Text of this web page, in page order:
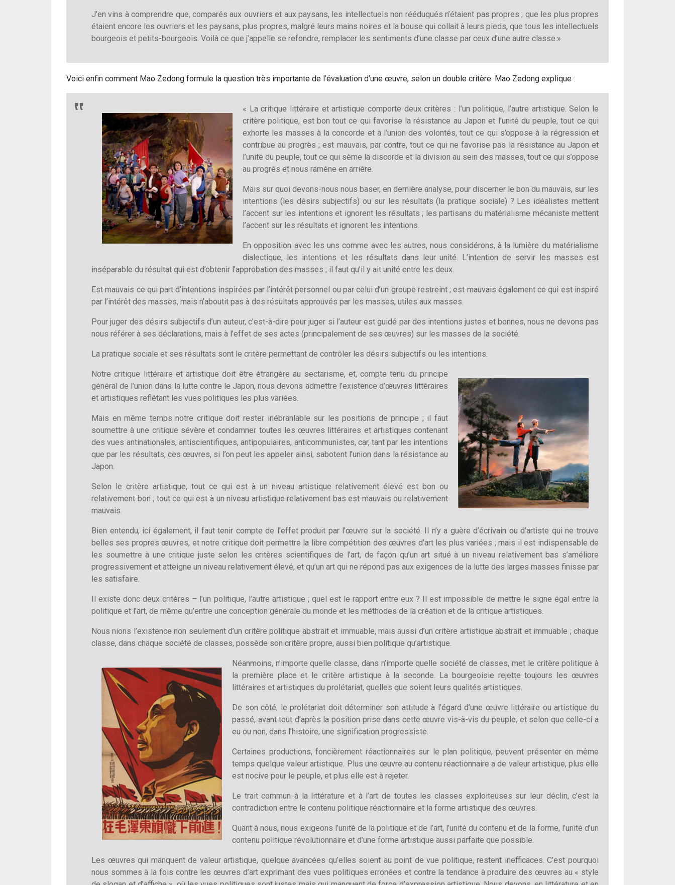
J’en vins à comprendre que, comparés aux ouvriers et aux paysans, les intellectuels non rééduqués n’étaient pas propres ; que les plus propres
étaient encore les ouvriers et les paysans, plus propres, malgré leurs mains noires et la bouse qui collait à leurs pieds, que tous les intellectuels
bourgeois et petits-bourgeois. Voilà ce que j’appelle se refondre, remplacer les sentiments d’une classe par ceux d’une autre classe.»
Voici enfin comment Mao Zedong formule la question très importante de l’évaluation d’une œuvre, selon un double critère. Mao Zedong explique :
« La critique littéraire et artistique comporte deux critères : l’un politique, l’autre artistique. Selon le
critère politique, est bon tout ce qui favorise la résistance au Japon et l’unité du peuple, tout ce qui
exhorte les masses à la concorde et à l’union des volontés, tout ce qui s’oppose à la régression et
contribue au progrès ; est mauvais, par contre, tout ce qui ne favorise pas la résistance au Japon et
l’unité du peuple, tout ce qui sème la discorde et la division au sein des masses, tout ce qui s’oppose
au progrès et nous ramène en arrière.
Mais sur quoi devons-nous nous baser, en dernière analyse, pour discerner le bon du mauvais, sur les
intentions (les désirs subjectifs) ou sur les résultats (la pratique sociale) ? Les idéalistes mettent
l’accent sur les intentions et ignorent les résultats ; les partisans du matérialisme mécaniste mettent
l’accent sur les résultats et ignorent les intentions.
En opposition avec les uns comme avec les autres, nous considérons, à la lumière du matérialisme
dialectique, les intentions et les résultats dans leur unité. L’intention de servir les masses est
inséparable du résultat qui est d’obtenir l’approbation des masses ; il faut qu’il y ait unité entre les deux.
Est mauvais ce qui part d’intentions inspirées par l’intérêt personnel ou par celui d’un groupe restreint ; est mauvais également ce qui est inspiré
par l’intérêt des masses, mais n’aboutit pas à des résultats approuvés par les masses, utiles aux masses.
Pour juger des désirs subjectifs d’un auteur, c’est-à-dire pour juger si l’auteur est guidé par des intentions justes et bonnes, nous ne devons pas
nous référer à ses déclarations, mais à l’effet de ses actes (principalement de ses œuvres) sur les masses de la société.
La pratique sociale et ses résultats sont le critère permettant de contrôler les désirs subjectifs ou les intentions.
Notre critique littéraire et artistique doit être étrangère au sectarisme, et, compte tenu du principe
général de l’union dans la lutte contre le Japon, nous devons admettre l’existence d’œuvres littéraires
et artistiques reflétant les vues politiques les plus variées.
Mais en même temps notre critique doit rester inébranlable sur les positions de principe ; il faut
soumettre à une critique sévère et condamner toutes les œuvres littéraires et artistiques contenant
des vues antinationales, antiscientifiques, antipopulaires, anticommunistes, car, tant par les intentions
que par les résultats, ces œuvres, si l’on peut les appeler ainsi, sabotent l’union dans la résistance au
Japon.
Selon le critère artistique, tout ce qui est à un niveau artistique relativement élevé est bon ou
relativement bon ; tout ce qui est à un niveau artistique relativement bas est mauvais ou relativement
mauvais.
Bien entendu, ici également, il faut tenir compte de l’effet produit par l’œuvre sur la société. Il n’y a guère d’écrivain ou d’artiste qui ne trouve
belles ses propres œuvres, et notre critique doit permettre la libre compétition des œuvres d’art les plus variées ; mais il est indispensable de
les soumettre à une critique juste selon les critères scientifiques de l’art, de façon qu’un art situé à un niveau relativement bas s’améliore
progressivement et atteigne un niveau relativement élevé, et qu’un art qui ne répond pas aux exigences de la lutte des larges masses finisse par
les satisfaire.
Il existe donc deux critères – l’un politique, l’autre artistique ; quel est le rapport entre eux ? Il est impossible de mettre le signe égal entre la
politique et l’art, de même qu’entre une conception générale du monde et les méthodes de la création et de la critique artistiques.
Nous nions l’existence non seulement d’un critère politique abstrait et immuable, mais aussi d’un critère artistique abstrait et immuable ; chaque
classe, dans chaque société de classes, possède son critère propre, aussi bien politique qu’artistique.
Néanmoins, n’importe quelle classe, dans n’importe quelle société de classes, met le critère politique à
la première place et le critère artistique à la seconde. La bourgeoisie rejette toujours les œuvres
littéraires et artistiques du prolétariat, quelles que soient leurs qualités artistiques.
De son côté, le prolétariat doit déterminer son attitude à l’égard d’une œuvre littéraire ou artistique du
passé, avant tout d’après la position prise dans cette œuvre vis-à-vis du peuple, et selon que celle-ci a
eu ou non, dans l’histoire, une signification progressiste.
Certaines productions, foncièrement réactionnaires sur le plan politique, peuvent présenter en même
temps quelque valeur artistique. Plus une œuvre au contenu réactionnaire a de valeur artistique, plus elle
est nocive pour le peuple, et plus elle est à rejeter.
Le trait commun à la littérature et à l’art de toutes les classes exploiteuses sur leur déclin, c’est la
contradiction entre le contenu politique réactionnaire et la forme artistique des œuvres.
Quant à nous, nous exigeons l’unité de la politique et de l’art, l’unité du contenu et de la forme, l’unité d’un
contenu politique révolutionnaire et d’une forme artistique aussi parfaite que possible.
Les œuvres qui manquent de valeur artistique, quelque avancées qu’elles soient au point de vue politique, restent inefficaces. C’est pourquoi
nous sommes à la fois contre les œuvres d’art exprimant des vues politiques erronées et contre la tendance à produire des œuvres au « style